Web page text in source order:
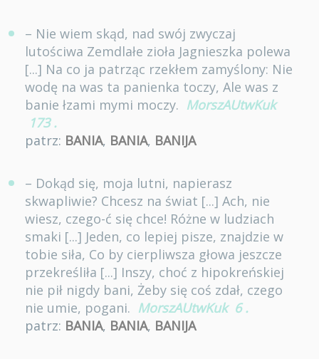
– Nie wiem skąd, nad swój zwyczaj
lutościwa Zemdlałe zioła Jagnieszka polewa
[...] Na co ja patrząc rzekłem zamyślony: Nie
wodę na was ta panienka toczy, Ale was z
banie łzami mymi moczy. MorszAUtwKuk
173 .
patrz: BANIA, BANIA, BANIJA
– Dokąd się, moja lutni, napierasz
skwapliwie? Chcesz na świat [...] Ach, nie
wiesz, czego-ć się chce! Różne w ludziach
smaki [...] Jeden, co lepiej pisze, znajdzie w
tobie siła, Co by cierpliwsza głowa jeszcze
przekreśliła [...] Inszy, choć z hipokreńskiej
nie pił nigdy bani, Żeby się coś zdał, czego
nie umie, pogani. MorszAUtwKuk 6 .
patrz: BANIA, BANIA, BANIJA